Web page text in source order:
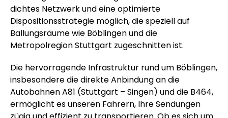
dichtes Netzwerk und eine optimierte
Dispositionsstrategie möglich, die speziell auf
Ballungsräume wie Böblingen und die
Metropolregion Stuttgart zugeschnitten ist.
Die hervorragende Infrastruktur rund um Böblingen,
insbesondere die direkte Anbindung an die
Autobahnen A81 (Stuttgart – Singen) und die B464,
ermöglicht es unseren Fahrern, Ihre Sendungen